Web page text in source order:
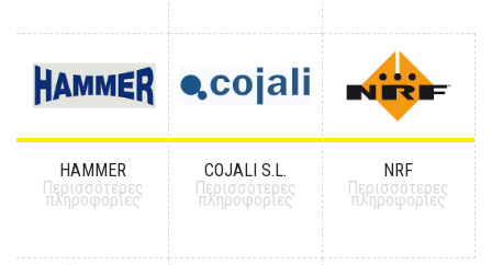
HAMMER
Περισσότερες
πληροφορίες
COJALI S.L.
Περισσότερες
πληροφορίες
NRF
Περισσότερες
πληροφορίες